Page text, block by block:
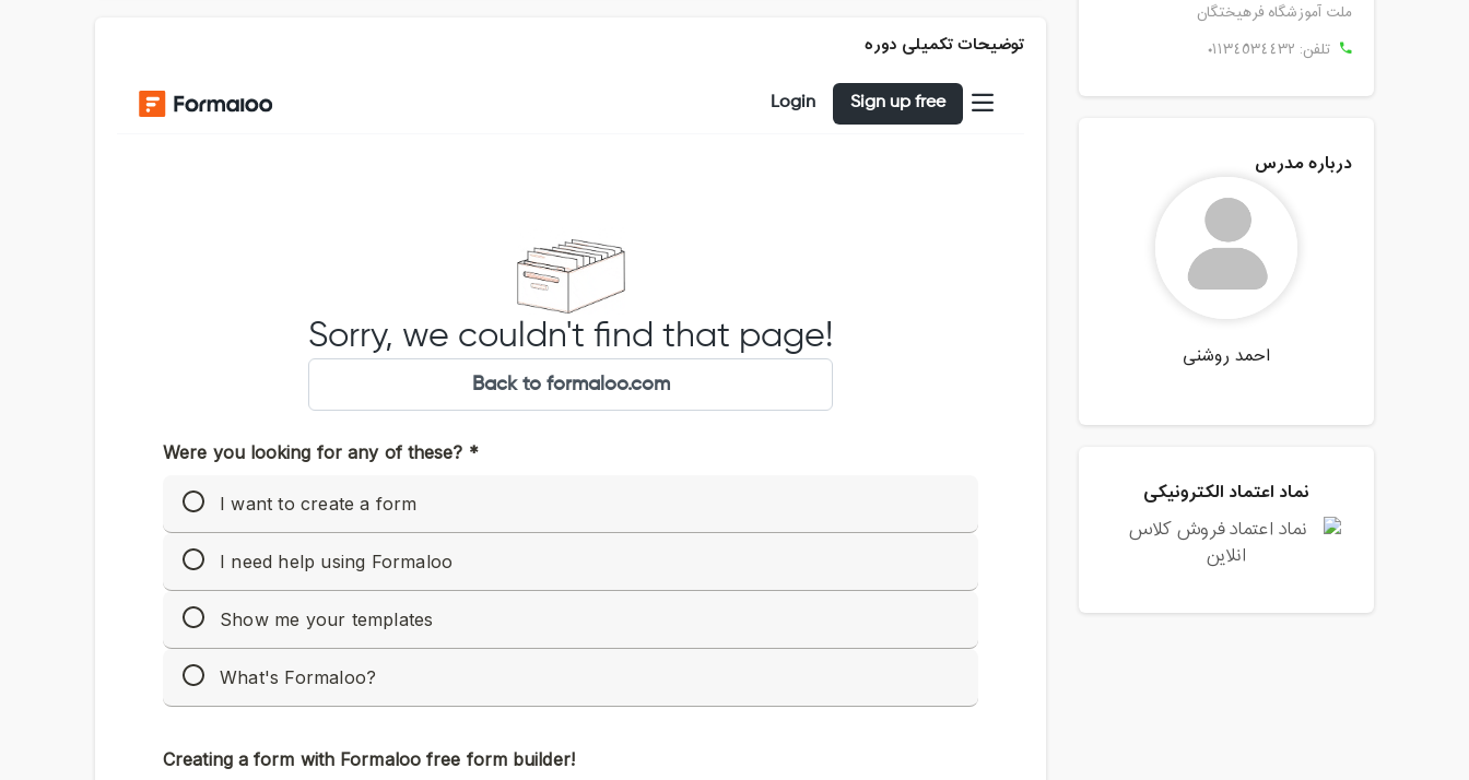
توضیحات تکمیلی دوره
ملت آموزشگاه فرهیختگان
تلفن: ٠١١٣٤٥٣٤٤٣٢
درباره مدرس
احمد روشنی
نماد اعتماد الکترونیکی